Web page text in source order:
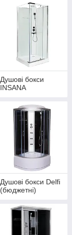
Душові бокси
INSANA
Душові бокси Delfi
(бюджетні)